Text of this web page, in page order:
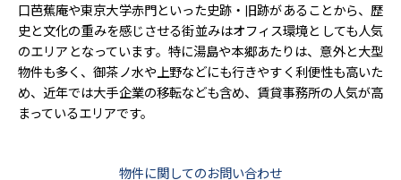
口芭蕉庵や東京大学赤門といった史跡・旧跡があることから、歴
史と文化の重みを感じさせる街並みはオフィス環境としても人気
のエリアとなっています。特に湯島や本郷あたりは、意外と大型
物件も多く、御茶ノ水や上野などにも行きやすく利便性も高いた
め、近年では大手企業の移転なども含め、賃貸事務所の人気が高
まっているエリアです。
物件に関してのお問い合わせ